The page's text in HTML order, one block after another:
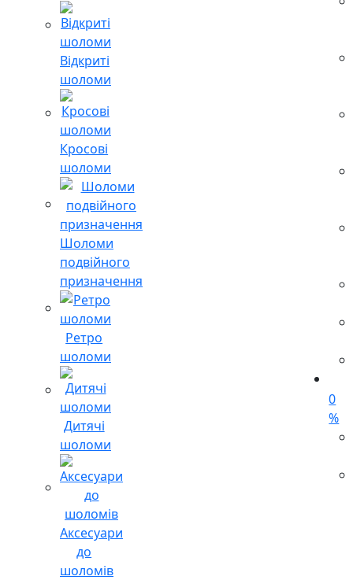
Відкриті
шоломи
Кросові
шоломи
Шоломи
подвійного
призначення
Ретро
шоломи
Дитячі
шоломи
Аксесуари
до
шоломів
0
%